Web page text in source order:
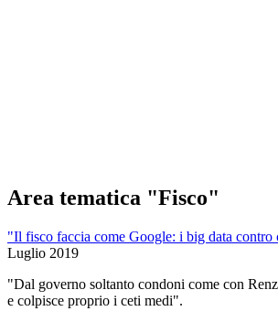
Area tematica "Fisco"
"Il fisco faccia come Google: i big data contro
Luglio 2019
"Dal governo soltanto condoni come con
e colpisce proprio i ceti medi".